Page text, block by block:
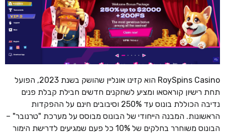
RoySpins Casino הוא קזינו אונליין שהושק בשנת 2023, הפועל
תחת רישיון קוראסאו ומציע לשחקנים חדשים חבילת קבלת פנים
נדיבה הכוללת בונוס עד 250% וסיבובים חינם על ההפקדות
הראשונות. המבנה הייחודי של הבונוס מבוסס על מערכת "טרנובר" –
הבונוס משוחרר בחלקים של 10% כל פעם שמגיעים לדרישת הימור